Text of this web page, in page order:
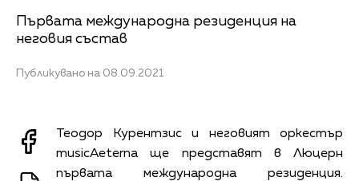
Първата международна резиденция на
неговия състав
Публикувано на 08.09.2021
Теодор Курентзис и неговият оркестър
musicAeterna ще представят в Люцерн
първата международна резиденция.